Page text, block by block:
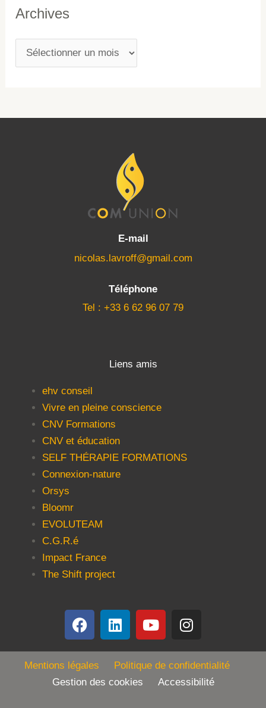
Archives
E-mail
nicolas.lavroff@gmail.com
Téléphone
Tel : +33 6 62 96 07 79
Liens amis
ehv conseil
Vivre en pleine conscience
CNV Formations
CNV et éducation
SELF THÉRAPIE FORMATIONS
Connexion-nature
Orsys
Bloomr
EVOLUTEAM
C.G.R.é
Impact France
The Shift project
Mentions légales
Politique de confidentialité
Gestion des cookies Accessibilité